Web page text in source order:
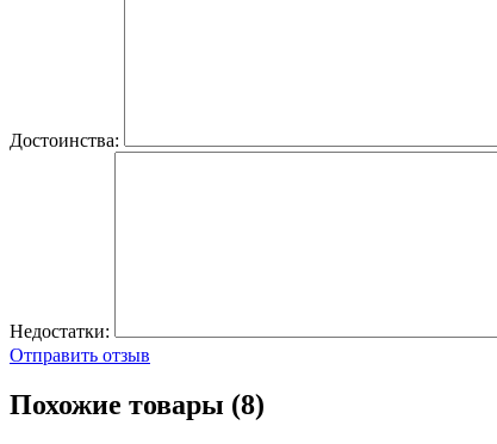
Достоинства:
Недостатки:
Отправить отзыв
Похожие товары (8)